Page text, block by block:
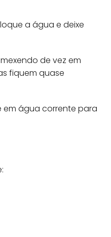
a água e deixe
de vez em
fiquem quase
em água corrente para